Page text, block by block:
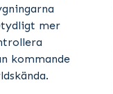
mer
kommande